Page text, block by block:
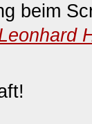
beim